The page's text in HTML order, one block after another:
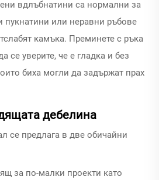
вдлъбнатини са нормални за
пукнатини или неравни ръбове
камъка. Преминете с ръка
се уверите, че е гладка и без
биха могли да задържат прах
дебелина
се предлага в две обичайни
за по-малки проекти като